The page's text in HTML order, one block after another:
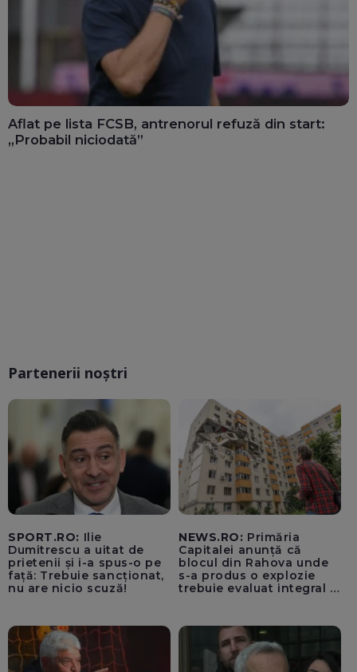
Aflat pe lista FCSB, antrenorul refuză din start:
„Probabil niciodată”
Partenerii noștri
SPORT.RO: Ilie
Dumitrescu a uitat de
prietenii și i-a spus-o pe
față: Trebuie sancționat,
nu are nicio scuză!
NEWS.RO: Primăria
Capitalei anunță că
blocul din Rahova unde
s-a produs o explozie
trebuie evaluat integral și
lucrările de punere în
siguranță a părții grav
afectate